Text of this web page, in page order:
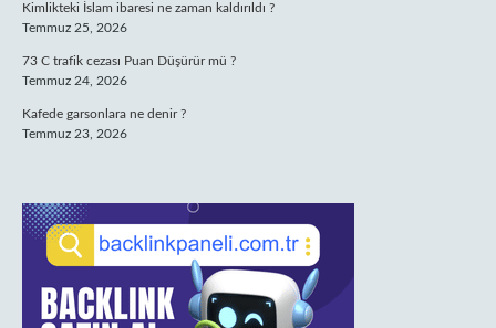
Kimlikteki İslam ibaresi ne zaman kaldırıldı ?
Temmuz 25, 2026
73 C trafik cezası Puan Düşürür mü ?
Temmuz 24, 2026
Kafede garsonlara ne denir ?
Temmuz 23, 2026